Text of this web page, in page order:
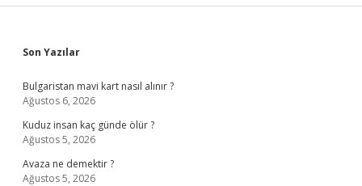
Sidebar
Son Yazılar
Bulgaristan mavi kart nasıl alınır ?
Ağustos 6, 2026
Kuduz insan kaç günde ölür ?
Ağustos 5, 2026
Avaza ne demektir ?
Ağustos 5, 2026